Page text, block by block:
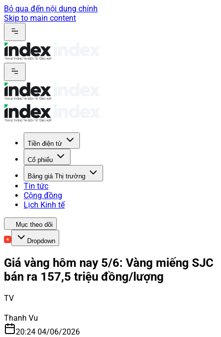
Bỏ qua đến nội dung chính
Skip to main content
Tiền điện tử
Cổ phiếu
Bảng giá Thị trường
Tin tức
Cộng đồng
Lịch Kinh tế
Mục theo dõi
Dropdown
Giá vàng hôm nay 5/6: Vàng miếng SJC
bán ra 157,5 triệu đồng/lượng
TV
Thanh Vu
20:24 04/06/2026